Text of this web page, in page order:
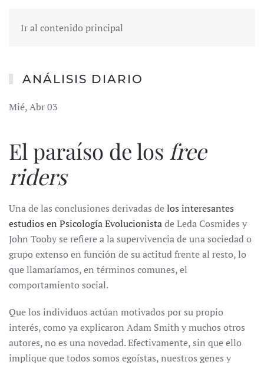
Ir al contenido principal
ANÁLISIS DIARIO
Mié, Abr 03
El paraíso de los free
riders
Una de las conclusiones derivadas delos interesantes
estudios en Psicología Evolucionistade Leda Cosmides y
John Tooby se refiere a la supervivencia de una sociedad o
grupo extenso en función de su actitud frente al resto, lo
que llamaríamos, en términos comunes, el
comportamiento social.
Que los individuos actúan motivados por su propio
interés, como ya explicaron Adam Smith y muchos otros
autores, no es una novedad. Efectivamente, sin que ello
implique que todos somos egoístas, nuestros genes y